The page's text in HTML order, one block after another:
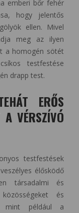
emberi bőr fehér
hogy jelentős
ellen. Mivel
meg az ilyen
a homogén sötét
testfestése
drapp test.
ERŐS
A VÉRSZÍVÓ
testfestések
élősködő
társadalmi és
és
mint például a